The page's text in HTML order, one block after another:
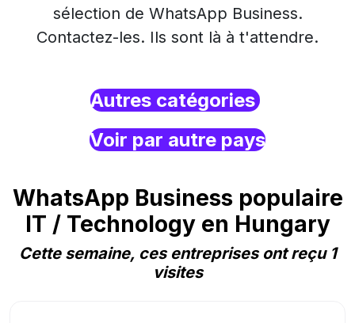
sélection de WhatsApp Business.
Contactez-les. Ils sont là à t'attendre.
Autres catégories
Voir par autre pays
WhatsApp Business populaire
IT / Technology en Hungary
Cette semaine, ces entreprises ont reçu 1
visites